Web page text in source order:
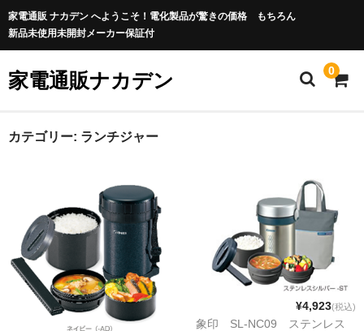
家電通販 ナカデン へようこそ！電化製品が驚きの価格 もちろん
新品未使用未開封メーカー保証付
家電通販ナカデン 0
カテゴリー: ランチジャー
¥4,923(税込)
象印 SL-NC09 ステンレス